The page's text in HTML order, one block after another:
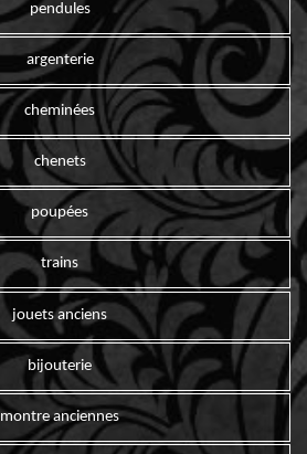
pendules
argenterie
cheminées
chenets
poupées
trains
jouets anciens
bijouterie
montre anciennes